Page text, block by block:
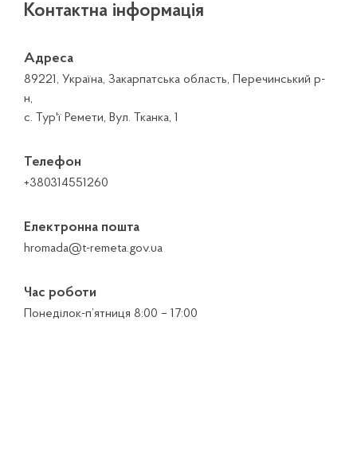
Контактна інформація
Адреса
89221, Україна, Закарпатська область, Перечинський р-
н,
с. Тур'ї Ремети, Вул. Тканка, 1
Телефон
+380314551260
Електронна пошта
hromada@t-remeta.gov.ua
Час роботи
Понеділок-п’ятниця 8:00 – 17:00